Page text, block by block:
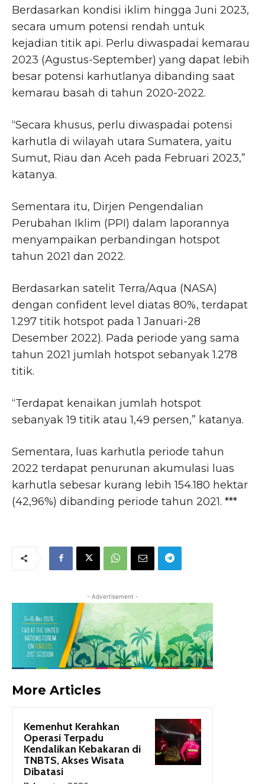
Berdasarkan kondisi iklim hingga Juni 2023,
secara umum potensi rendah untuk
kejadian titik api. Perlu diwaspadai kemarau
2023 (Agustus-September) yang dapat lebih
besar potensi karhutlanya dibanding saat
kemarau basah di tahun 2020-2022.
“Secara khusus, perlu diwaspadai potensi
karhutla di wilayah utara Sumatera, yaitu
Sumut, Riau dan Aceh pada Februari 2023,”
katanya.
Sementara itu, Dirjen Pengendalian
Perubahan Iklim (PPI) dalam laporannya
menyampaikan perbandingan hotspot
tahun 2021 dan 2022.
Berdasarkan satelit Terra/Aqua (NASA)
dengan confident level diatas 80%, terdapat
1.297 titik hotspot pada 1 Januari-28
Desember 2022). Pada periode yang sama
tahun 2021 jumlah hotspot sebanyak 1.278
titik.
“Terdapat kenaikan jumlah hotspot
sebanyak 19 titik atau 1,49 persen,” katanya.
Sementara, luas karhutla periode tahun
2022 terdapat penurunan akumulasi luas
karhutla sebesar kurang lebih 154.180 hektar
(42,96%) dibanding periode tahun 2021. ***
- Advertisement -
More Articles
Kemenhut Kerahkan
Operasi Terpadu
Kendalikan Kebakaran di
TNBTS, Akses Wisata
Dibatasi